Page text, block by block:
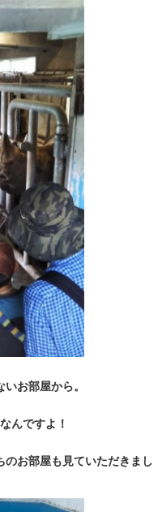
お部屋から。
んですよ！
のお部屋も見ていただきまし